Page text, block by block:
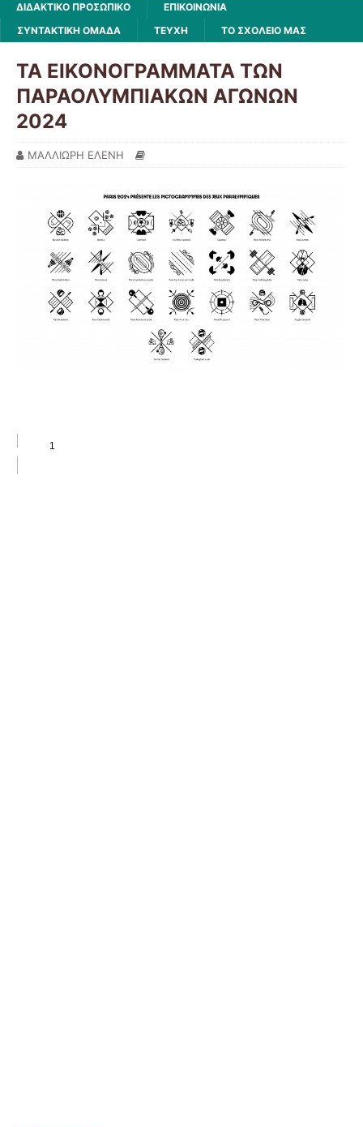
ΔΙΔΑΚΤΙΚΟ ΠΡΟΣΩΠΙΚΟ
ΕΠΙΚΟΙΝΩΝΙΑ
ΣΥΝΤΑΚΤΙΚΗ ΟΜΑΔΑ
ΤΕΥΧΗ ΤΟ ΣΧΟΛΕΙΟ ΜΑΣ
ΤΑ ΕΙΚΟΝΟΓΡΑΜΜΑΤΑ ΤΩΝ
ΠΑΡΑΟΛΥΜΠΙΑΚΩΝ ΑΓΩΝΩΝ
2024
ΜΑΛΛΙΩΡΗ ΕΛΕΝΗ